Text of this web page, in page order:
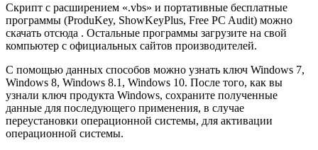
Скрипт с расширением «.vbs» и портативные бесплатные
программы (ProduKey, ShowKeyPlus, Free PC Audit) можно
скачать отсюда . Остальные программы загрузите на свой
компьютер с официальных сайтов производителей.
С помощью данных способов можно узнать ключ Windows 7,
Windows 8, Windows 8.1, Windows 10. После того, как вы
узнали ключ продукта Windows, сохраните полученные
данные для последующего применения, в случае
переустановки операционной системы, для активации
операционной системы.